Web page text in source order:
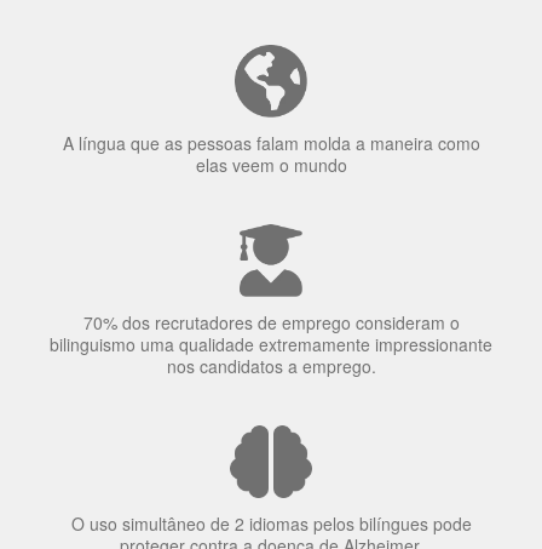
concentração de uma pessoa.
elas veem o mundo
70% dos recrutadores de emprego consideram o
nos candidatos a emprego.